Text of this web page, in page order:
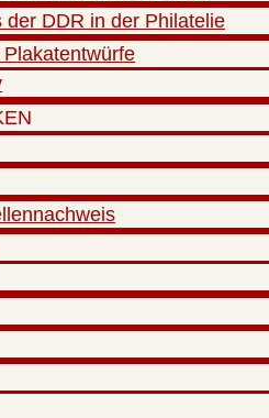
der DDR in der Philatelie